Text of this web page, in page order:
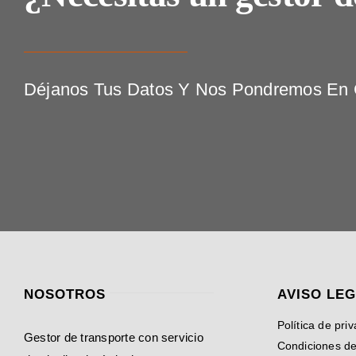
Déjanos Tus Datos Y Nos Pondremos
NOSOTROS
Gestor de transporte con servicio
AVISO
Política de
Condiciones